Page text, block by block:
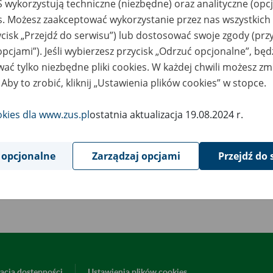
August
2024
z koniecznością przeprowadzenia prac
od godziny 20:00 do godziny 23:00 strona
- www.zus.pl i wszystkie jej funkcje będą
za utrudnienia.
wykorzystują techniczne (niezbędne) oraz analityczne
Możesz zaakceptować wykorzystanie przez nas
„Przejdź do serwisu”) lub dostosować swoje zgody
Jeśli wybierzesz przycisk „Odrzuć opcjonalne”,
tylko niezbędne pliki cookies. W każdej chwili możesz
to zrobić, kliknij „Ustawienia plików cookies” w stopce.
dla www.zus.plostatnia aktualizacja 19.08.2024 r.
Zarządzaj opcjami Przejdź do